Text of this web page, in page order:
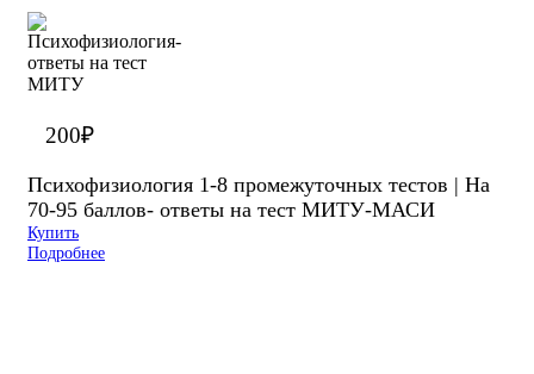
200₽
Психофизиология 1-8 промежуточных тестов | На
70-95 баллов- ответы на тест МИТУ-МАСИ
Купить
Подробнее